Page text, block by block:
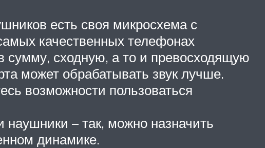
есть своя микросхема с
качественных телефонах
сумму, сходную, а то и превосходящую
может обрабатывать звук лучше.
возможности пользоваться
– так, можно назначить
динамике.